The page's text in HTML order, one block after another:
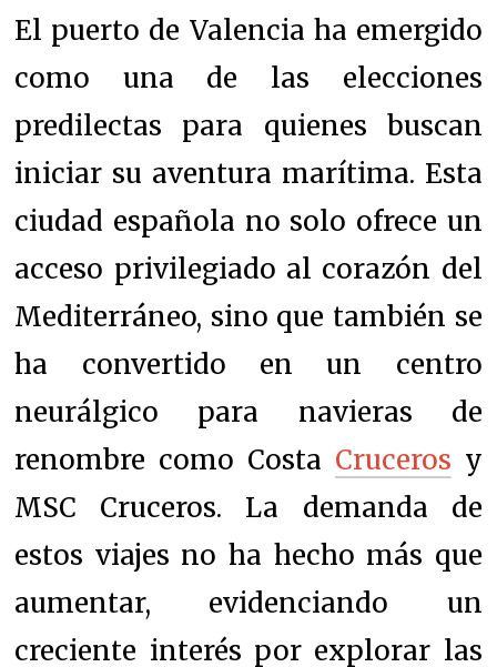
El puerto de Valencia ha emergido
como una de las elecciones
predilectas para quienes buscan
iniciar su aventura marítima. Esta
ciudad española no solo ofrece un
acceso privilegiado al corazón del
Mediterráneo, sino que también se
ha convertido en un centro
neurálgico para navieras de
renombre como Costa Cruceros y
MSC Cruceros. La demanda de
estos viajes no ha hecho más que
aumentar, evidenciando un
creciente interés por explorar las